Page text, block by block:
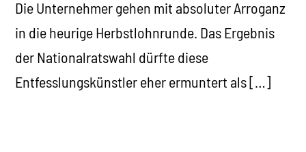
Die Unternehmer gehen mit absoluter Arroganz
in die heurige Herbstlohnrunde. Das Ergebnis
der Nationalratswahl dürfte diese
Entfesslungskünstler eher ermuntert als […]